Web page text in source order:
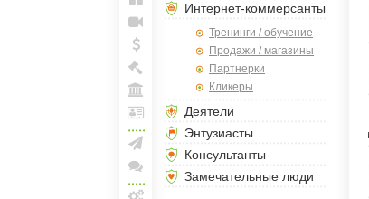
Мои
блоги
Прямая
линия
Мои
спунты
Моя
Биржа
Моя
Арена
Лига
и
документы
Создать рассылку
Конференции
Интернет-коммерсанты
Тренинги / обучение
Продажи / магазины
Партнерки
Кликеры
Деятели
Энтузиасты
Консультанты
Замечательные люди